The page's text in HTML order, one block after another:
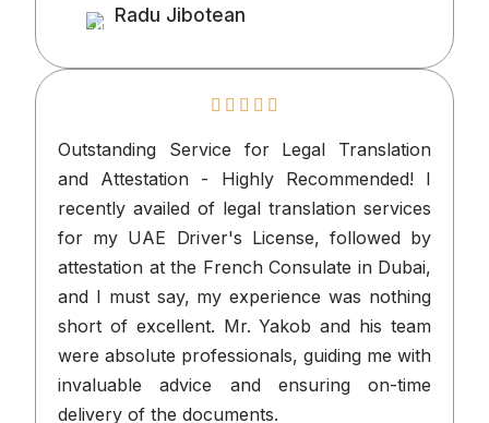
Radu Jibotean
Outstanding Service for Legal
and Attestation - Highly
recently availed of legal translation
for my UAE Driver's License,
attestation at the French Consulate in
and I must say, my experience was
short of excellent. Mr. Yakob and his
were absolute professionals, guiding me
invaluable advice and ensuring on-
delivery of the documents.